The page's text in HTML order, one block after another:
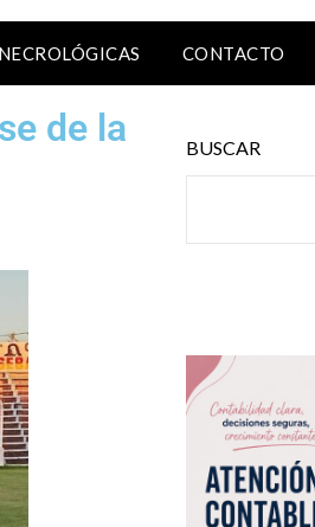
NECROLÓGICAS CONTACTO
de la
BUSCAR